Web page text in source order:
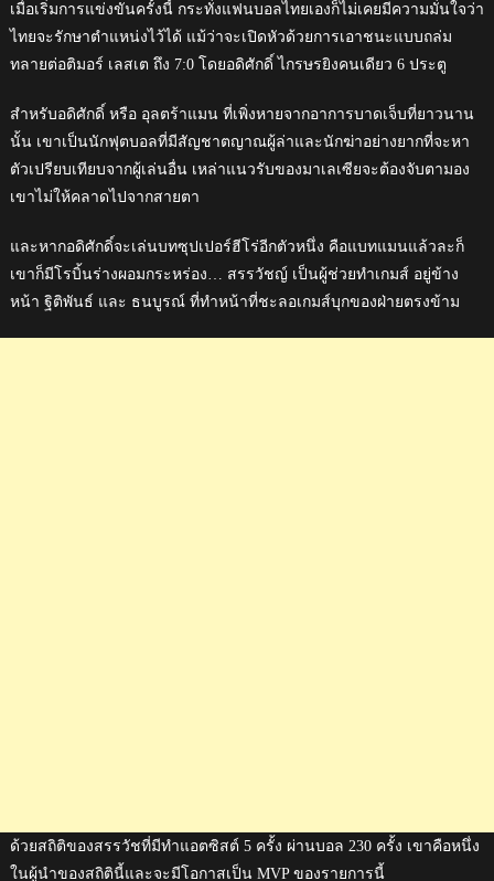
เมื่อเริ่มการแข่งขันครั้งนี้ กระทั่งแฟนบอลไทยเองก็ไม่เคยมีความมั่นใจว่า
ไทยจะรักษาตำแหน่งไว้ได้ แม้ว่าจะเปิดหัวด้วยการเอาชนะแบบถล่ม
ทลายต่อติมอร์ เลสเต ถึง 7:0 โดยอดิศักดิ์ ไกรษรยิงคนเดียว 6 ประตู
สำหรับอดิศักดิ์ หรือ อุลตร้าแมน ที่เพิ่งหายจากอาการบาดเจ็บที่ยาวนาน
นั้น เขาเป็นนักฟุตบอลที่มีสัญชาตญาณผู้ล่าและนักฆ่าอย่างยากที่จะหา
ตัวเปรียบเทียบจากผู้เล่นอื่น เหล่าแนวรับของมาเลเซียจะต้องจับตามอง
เขาไม่ให้คลาดไปจากสายตา
และหากอดิศักดิ์จะเล่นบทซุปเปอร์ฮีโร่อีกตัวหนึ่ง คือแบทแมนแล้วละก็
เขาก็มีโรบิ้นร่างผอมกระหร่อง… สรรวัชญ์ เป็นผู้ช่วยทำเกมส์ อยู่ข้าง
หน้า ฐิติพันธ์ และ ธนบูรณ์ ที่ทำหน้าที่ชะลอเกมส์บุกของฝ่ายตรงข้าม
ด้วยสถิติของสรรวัชที่มีทำแอตซิสต์ 5 ครั้ง ผ่านบอล 230 ครั้ง เขาคือหนึ่ง
ในผู้นำของสถิตินี้และจะมีโอกาสเป็น MVP ของรายการนี้